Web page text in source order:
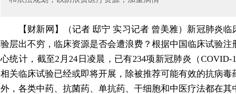
【财新网】（记者 邸宁 实习记者 曾美雅） 新冠肺炎临
验层出不穷，临床资源是否会遭浪费？根据中国临床试验注
心统计，截至2月24日凌晨，已有234项新冠肺炎（COVID-
相关临床试验已经或即将开展，除被推荐可能有效的抗病毒
外，各类中药、抗菌药、单抗药、干细胞和中医疗法都在其